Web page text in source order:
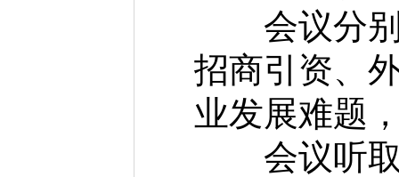
会议分别
招商引资、
业发展难题
会议听取